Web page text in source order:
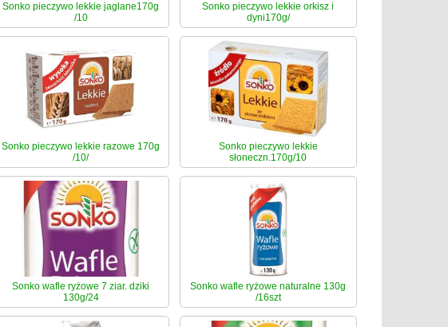
Sonko pieczywo lekkie jaglane170g
/10
Sonko pieczywo lekkie orkisz i
dyni170g/
Sonko pieczywo lekkie razowe 170g
/10/
Sonko pieczywo lekkie
słoneczn.170g/10
Sonko wafle ryżowe 7 ziar. dziki
130g/24
Sonko wafle ryżowe naturalne 130g
/16szt